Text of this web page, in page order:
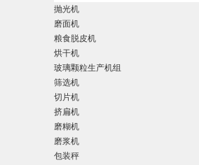
抛光机
磨面机
粮食脱皮机
烘干机
玻璃颗粒生产机组
筛选机
切片机
挤扁机
磨糊机
磨浆机
包装秤